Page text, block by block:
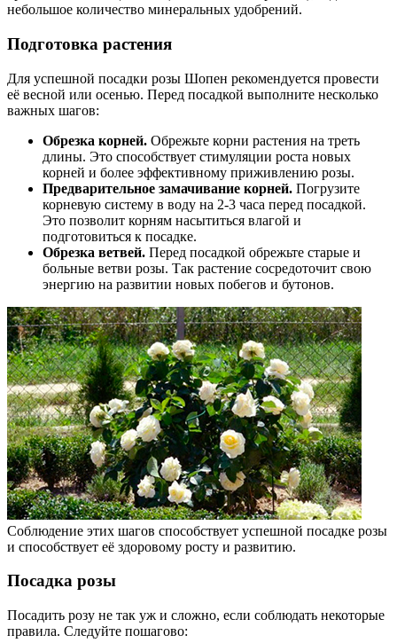
небольшое количество минеральных удобрений.
Подготовка растения
Для успешной посадки розы Шопен рекомендуется провести
её весной или осенью. Перед посадкой выполните несколько
важных шагов:
Обрезка корней. Обрежьте корни растения на треть
длины. Это способствует стимуляции роста новых
корней и более эффективному приживлению розы.
Предварительное замачивание корней. Погрузите
корневую систему в воду на 2-3 часа перед посадкой.
Это позволит корням насытиться влагой и
подготовиться к посадке.
Обрезка ветвей. Перед посадкой обрежьте старые и
больные ветви розы. Так растение сосредоточит свою
энергию на развитии новых побегов и бутонов.
Соблюдение этих шагов способствует успешной посадке розы
и способствует её здоровому росту и развитию.
Посадка розы
Посадить розу не так уж и сложно, если соблюдать некоторые
правила. Следуйте пошагово: